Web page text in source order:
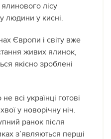
лісу
людини у кисні.
Європи і світу вже
живих ялинок,
якісно зроблені
всі українці готові
у новорічну ніч.
ранок після
з’являються перші